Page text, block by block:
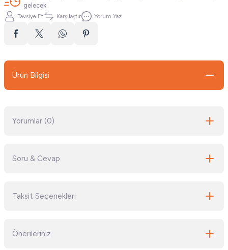
gelecek
Tavsiye Et Karşılaştır Yorum Yaz
Ürün Bilgisi
Yorumlar (0)
Soru & Cevap
Taksit Seçenekleri
Önerileriniz